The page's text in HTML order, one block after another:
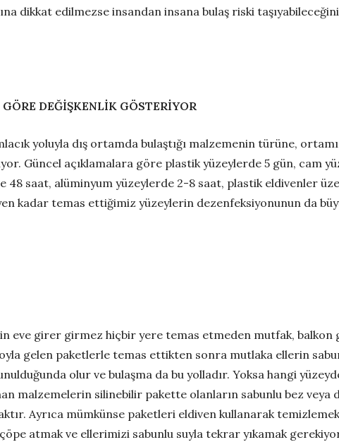
dikkat edilmezse insandan insana bulaş riski
DEĞİŞKENLİK GÖSTERİYOR
yoluyla dış ortamda bulaştığı malzemenin türüne,
Güncel açıklamalara göre plastik yüzeylerde 5 gün, cam
48 saat, alüminyum yüzeylerde 2-8 saat, plastik eldivenler
kadar temas ettiğimiz yüzeylerin dezenfeksiyonunun da
eve girer girmez hiçbir yere temas etmeden mutfak, balkon
gelen paketlerle temas ettikten sonra mutlaka ellerin
olur ve bulaşma da bu yolladır. Yoksa hangi
malzemelerin silinebilir pakette olanların sabunlu bez veya
Ayrıca mümkünse paketleri eldiven kullanarak
atmak ve ellerimizi sabunlu suyla tekrar yıkamak